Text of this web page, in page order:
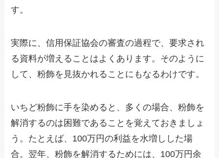
す。
実際に、信用保証協会の審査の過程で、要求され
る資料が増えることはよくあります。そのように
して、粉飾を見抜かれることにもなるわけです。
いちど粉飾に手を染めると、多くの場合、粉飾を
解消するのは困難であることを覚えておきましょ
う。たとえば、100万円の利益を水増しした場
合。翌年、粉飾を解消するためには、100万円余